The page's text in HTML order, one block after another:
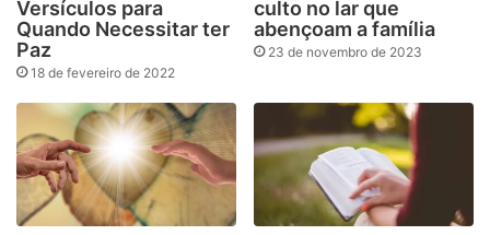
Versículos para
Quando Necessitar ter
Paz
18 de fevereiro de 2022
culto no lar que
abençoam a família
23 de novembro de 2023